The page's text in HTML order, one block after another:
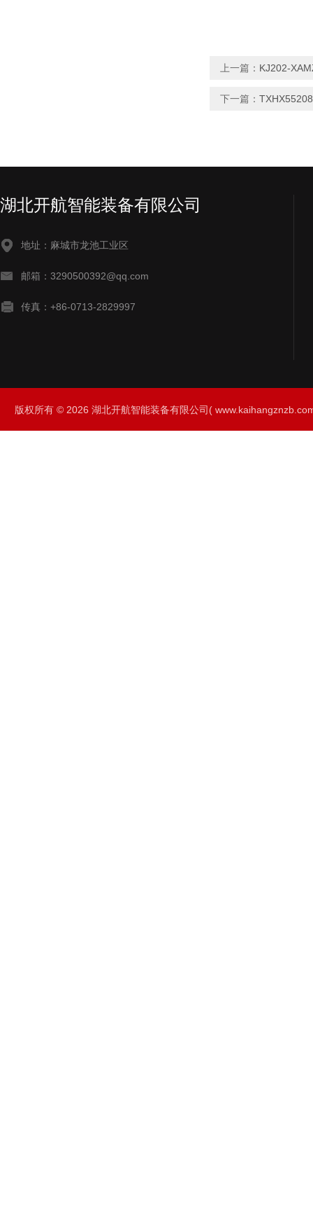
上一篇： KJ202-
下一篇：
湖北开航智能装备有限公司
地址：麻城市龙池工业区
邮箱：3290500392@qq.com
传真：+86-0713-2829997
版权所有 © 2026 湖北开航智能装备有限公司(